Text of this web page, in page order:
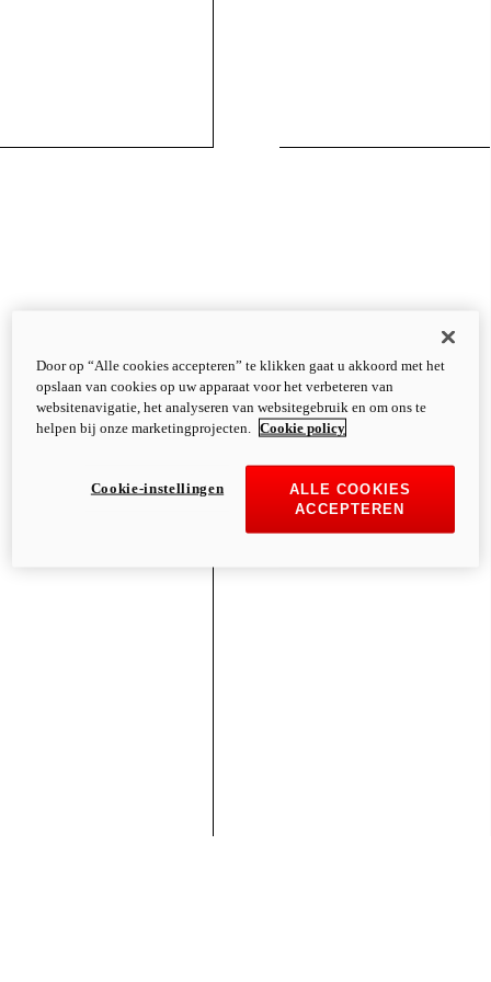
Door op “Alle cookies accepteren” te klikken gaat u akkoord met het
opslaan van cookies op uw apparaat voor het verbeteren van
websitenavigatie, het analyseren van websitegebruik en om ons te
helpen bij onze marketingprojecten.
Cookie policy
ALLE COOKIES
ACCEPTEREN
Cookie-instellingen